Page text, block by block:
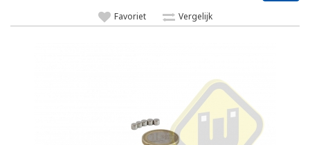
Favoriet Vergelijk